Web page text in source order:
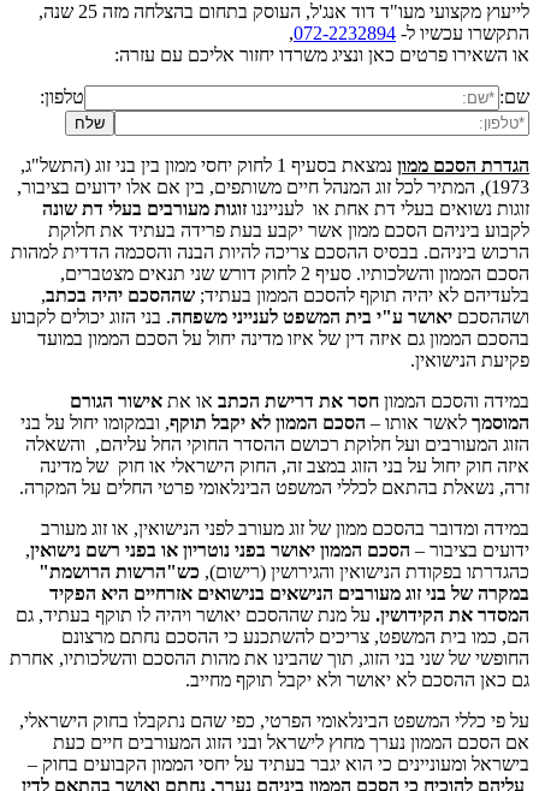
לייעוץ מקצועי מעו"ד דוד אנג'ל, העוסק בתחום בהצלחה מזה 25 שנה,
התקשרו עכשיו ל- 072-2232894
,
או השאירו פרטים כאן ונציג משרדו יחזור אליכם עם עזרה:
שם: טלפון:
הגדרת הסכם ממון
נמצאת בסעיף 1 לחוק יחסי ממון בין בני זוג (התשל"ג,
1973), המתיר לכל זוג המנהל חיים משותפים, בין אם אלו ידועים בציבור,
זוגות נשואים בעלי דת אחת או לענייננו זוגות מעורבים בעלי דת שונה
לקבוע ביניהם הסכם ממון אשר יקבע בעת פרידה בעתיד את חלוקת
הרכוש ביניהם. בבסיס ההסכם צריכה להיות הבנה והסכמה הדדית למהות
הסכם הממון והשלכותיו. סעיף 2 לחוק דורש שני תנאים מצטברים,
בלעדיהם לא יהיה תוקף להסכם הממון בעתיד; שההסכם יהיה בכתב,
ושההסכם יאושר ע"י בית המשפט לענייני משפחה. בני הזוג יכולים לקבוע
בהסכם הממון גם איזה דין של איזו מדינה יחול על הסכם הממון במועד
פקיעת הנישואין.
במידה והסכם הממון חסר את דרישת הכתב או את אישור הגורם
המוסמך לאשר אותו – הסכם הממון לא יקבל תוקף, ובמקומו יחול על בני
הזוג המעורבים ועל חלוקת רכושם ההסדר החוקי החל עליהם, והשאלה
איזה חוק יחול על בני הזוג במצב זה, החוק הישראלי או חוק של מדינה
זרה, נשאלת בהתאם לכללי המשפט הבינלאומי פרטי החלים על המקרה.
במידה ומדובר בהסכם ממון של זוג מעורב לפני הנישואין, או זוג מעורב
ידועים בציבור – הסכם הממון יאושר בפני נוטריון או בפני רשם נישואין,
כהגדרתו בפקודת הנישואין והגירושין (רישום), כש"הרשות הרושמת"
במקרה של בני זוג מעורבים הנישאים בנישואים אזרחיים היא הפקיד
המסדר את הקידושין. על מנת שההסכם יאושר ויהיה לו תוקף בעתיד, גם
הם, כמו בית המשפט, צריכים להשתכנע כי ההסכם נחתם מרצונם
החופשי של שני בני הזוג, תוך שהבינו את מהות ההסכם והשלכותיו, אחרת
גם כאן ההסכם לא יאושר ולא יקבל תוקף מחייב.
על פי כללי המשפט הבינלאומי הפרטי, כפי שהם נתקבלו בחוק הישראלי,
אם הסכם הממון נערך מחוץ לישראל ובני הזוג המעורבים חיים כעת
בישראל ומעוניינים כי הוא יגבר בעתיד על יחסי הממון הקבועים בחוק –
עליהם להוכיח כי הסכם הממון ביניהם נערך, נחתם ואושר בהתאם לדין